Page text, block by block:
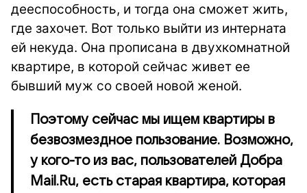
дееспособность, и тогда она сможет жить,
где захочет. Вот только выйти из интерната
ей некуда. Она прописана в двухкомнатной
квартире, в которой сейчас живет ее
бывший муж со своей новой женой.
Поэтому сейчас мы ищем квартиры в
безвозмездное пользование. Возможно,
у кого-то из вас, пользователей Добра
Mail.Ru, есть старая квартира, которая